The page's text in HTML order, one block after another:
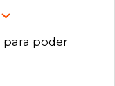
para poder